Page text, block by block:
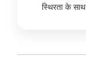
स्थिरता के